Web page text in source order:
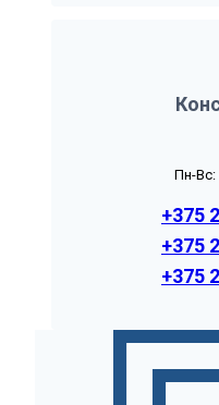
Пн-Вс:
+375
+375
+375